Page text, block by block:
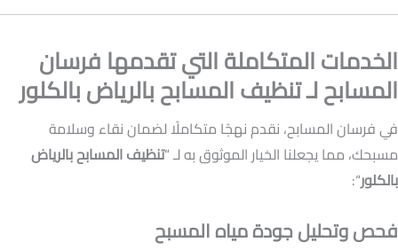
الخدمات المتكاملة التي تقدمها فرسان
المسابح لـ تنظيف المسابح بالرياض بالكلور
في فرسان المسابح، نقدم نهجًا متكاملًا لضمان نقاء وسلامة
مسبحك، مما يجعلنا الخيار الموثوق به لـ “تنظيف المسابح بالرياض
بالكلور“:
فحص وتحليل جودة مياه المسبح